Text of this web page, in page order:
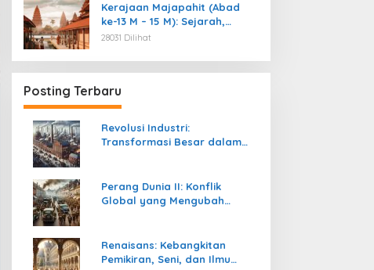
Kerajaan Majapahit (Abad
ke-13 M – 15 M): Sejarah,
Kejayaan, dan
28031 Dilihat
Posting Terbaru
Revolusi Industri:
Transformasi Besar dalam
Perang Dunia II: Konflik
Global yang Mengubah
Renaisans: Kebangkitan
Pemikiran, Seni, dan Ilmu